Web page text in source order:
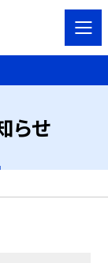
らせ